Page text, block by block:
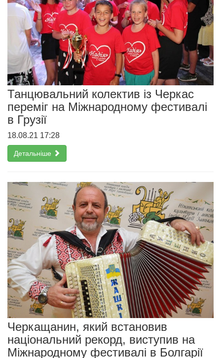
Танцювальний колектив із Черкас
переміг на Міжнародному фестивалі
в Грузії
18.08.21 17:28
Детальніше
Черкащанин, який встановив
національний рекорд, виступив на
Міжнародному фестивалі в Болгарії